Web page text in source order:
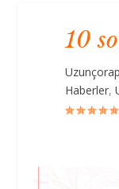
10
Uzunçorap
Haberler,